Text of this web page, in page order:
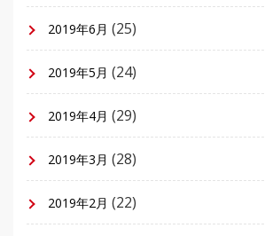
2019年6月 (25)
2019年5月 (24)
2019年4月 (29)
2019年3月 (28)
2019年2月 (22)